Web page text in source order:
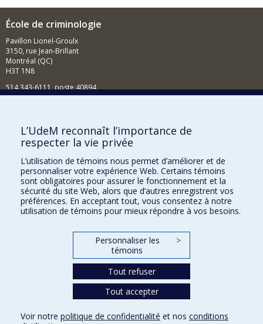
École de criminologie
Pavillon Lionel-Groulx
3150, rue Jean-Brillant
Montréal (QC)
H3T 1N8
514 343-6111, poste 40894
Comment soutenir l'École?
BESOIN D'AIDE?
Plan du site
Signaler une erreur
Accessibilité
FACULTÉ DES ARTS ET DES SCIENCES
Nos départements et écoles
L’UdeM reconnaît l’importance de
respecter la vie privée
L’utilisation de témoins nous permet d’améliorer et de
personnaliser votre expérience Web. Certains témoins
sont obligatoires pour assurer le fonctionnement et la
sécurité du site Web, alors que d’autres enregistrent vos
préférences. En acceptant tout, vous consentez à notre
utilisation de témoins pour mieux répondre à vos besoins.
Personnaliser les
témoins
>
Tout refuser
Tout accepter
Voir notre politique de confidentialité et nos conditions